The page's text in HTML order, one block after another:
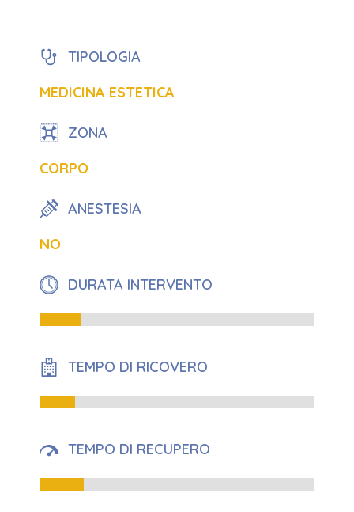
TIPOLOGIA
MEDICINA ESTETICA
ZONA
CORPO
ANESTESIA
NO
DURATA INTERVENTO
TEMPO DI RICOVERO
TEMPO DI RECUPERO